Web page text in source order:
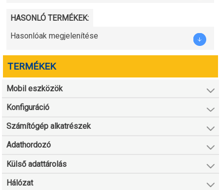
HASONLÓ TERMÉKEK:
Hasonlóak megjelenítése
TERMÉKEK
Mobil eszközök
Konfiguráció
Számítógép alkatrészek
Adathordozó
Külső adattárolás
Hálózat